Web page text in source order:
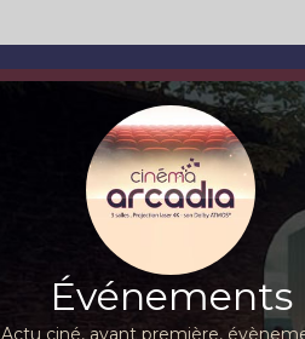
Événements
Actu ciné, avant première,